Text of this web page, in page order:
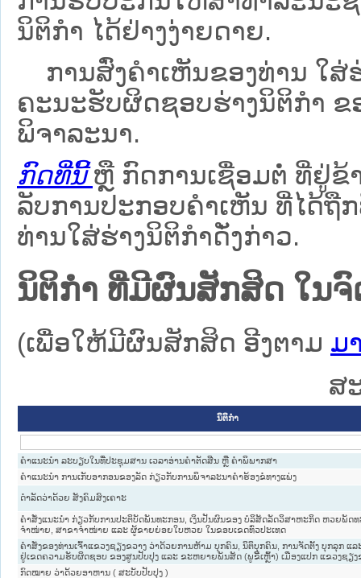
ນິຕິກຳ ໄດ້ຢ່າງງ່າຍດາຍ.
ການສົ່ງຄໍາເຫັນຂອງທ່ານ ໃສ່
ຄະນະຮັບຜິດຊອບຮ່າງນິຕິກຳ ຂ
ພິຈາລະນາ.
ກົດທີ່ນີ້ ຫຼື ກົດການເຊື່ອມຕໍ່ ທີ່ຢູ່ຂ້
ລັບການປະກອບຄຳເຫັນ ທີ່ໄດ້ຖື
ທ່ານໃສ່ຮ່າງນິຕິກຳດັ່ງກ່າວ.
ນິຕິກໍາ ທີ່ມີຜົນສັກສິດ ໃນ
(ເພື່ອໃຫ້ມີຜົນສັກສິດ ອີງຕາມ ມ
ສ
ນິຕິກໍາ
ຄຳແນະນຳ ລະບຽບໃນທີ່ປະຊຸມສານ ເວລາອ່ານຄຳຕັດສີນ ຫຼື ຄຳພິພາກສາ
ຄຳແນະນຳ ການເກັບອາກອນຂອງລັດ ກ່ຽວກັບການພິຈາລະນາຄຳຮ້ອງຂໍທາງແພ່ງ
ດຳລັດວ່າດ້ວຍ ສັງຄົມສົງເຄາະ
ຄຳສັ່ງແນະນຳ ກ່ຽວກັບການປະຕິບັດພັນທະກອນ, ເງິນປັນຜົນຂອງ ບໍລິສັດລັດວິສາຫະກິດ ຫວຍພັດທ
ຈຳໜ່າຍ, ສາຂາຈຳໜ່າຍ ແລະ ຜູ້ຂາຍຍ່ອຍໃບຫວຍ ໃນຂອບເຂດທົ່ວປະເທດ
ຄຳສັ່ງຂອງທ່ານເຈົ້າແຂວງຊຽງຂວາງ ວ່າດ້ວຍການຫ້າມ ບຸກຄົນ, ນິຕິບຸກຄົນ, ການຈັດຕັ້ງ ບຸກລຸກ ແ
ຢູ່ເຂດຄວາມຮັບຜິດຊອບ ຂອງສູນປັບປຸງ ແລະ ຂະຫຍາຍພັນສັດ (ພູຂີ້ເຫຼົ້າ) ເມືອງແປກ ແຂວງຊຽງ
ກົດໝາຍ ວ່າດ້ວຍອາຫານ ( ສະບັບປັບປຸງ )